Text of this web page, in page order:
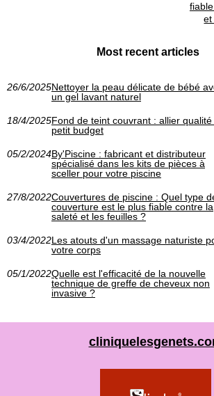
et
Most recent articles
26/6/2025Nettoyer la peau délicate de bébé
un gel lavant naturel
18/4/2025Fond de teint couvrant : allier qualité
petit budget
05/2/2024By'Piscine : fabricant et distributeur
spécialisé dans les kits de pièces à
sceller pour votre piscine
27/8/2022Couvertures de piscine : Quel type
couverture est le plus fiable contre la
saleté et les feuilles ?
03/4/2022Les atouts d'un massage naturiste
votre corps
05/1/2022Quelle est l'efficacité de la nouvelle
technique de greffe de cheveux non
invasive ?